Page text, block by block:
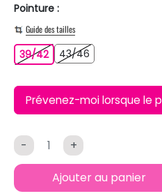
Pointure :
Guide des tailles
39/4239/42
43/46
Prévenez-moi lorsque le
- +
Ajouter au panier